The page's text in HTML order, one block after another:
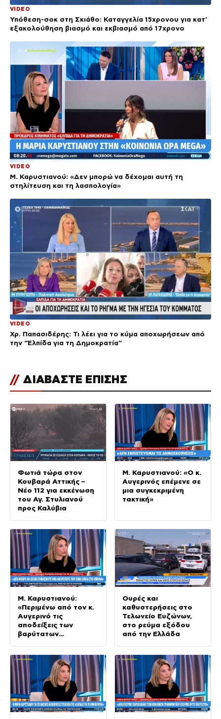
VIDEO
Υπόθεση-σοκ στη Σκιάθο: Καταγγελία 15χρονου για κατ’
εξακολούθηση βιασμό και εκβιασμό από 17χρονο
VIDEO
Μ. Καρυστιανού: «Δεν μπορώ να δέχομαι αυτή τη
στηλίτευση και τη λασπολογία»
VIDEO
Χρ. Παπασιδέρης: Τι λέει για το κύμα αποχωρήσεων από
την “Ελπίδα για τη Δημοκρατία”
// ΔΙΑΒΑΣΤΕ ΕΠΙΣΗΣ
Φωτιά τώρα στον
Κουβαρά Αττικής –
Νέο 112 για εκκένωση
του Αγ. Στυλιανού
προς Καλύβια
Μ. Καρυστιανού: «Ο κ.
Αυγερινός επέμενε σε
μια συγκεκριμένη
τακτική»
Μ. Καρυστιανού:
«Περιμένω από τον κ.
Αυγερινό τις
αποδείξεις των
βαρύτατων
Ουρές και
καθυστερήσεις στο
Τελωνείο Ευζώνων,
στο ρεύμα εξόδου
από την Ελλάδα